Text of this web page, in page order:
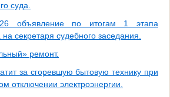
суда.
объявление по итогам 1 этапа
на секретаря судебного заседания.
ремонт.
за сгоревшую бытовую технику при
отключении электроэнергии.